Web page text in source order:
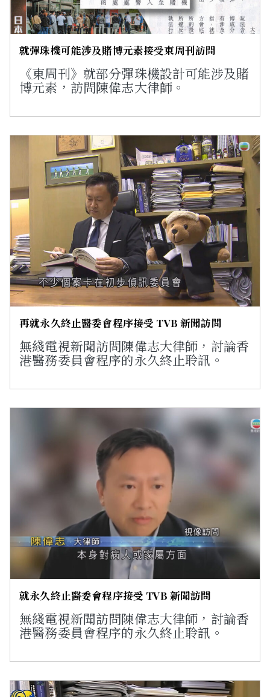
就彈珠機可能涉及賭博元素接受東周刊訪問
《東周刊》就部分彈珠機設計可能涉及賭
博元素，訪問陳偉志大律師。
再就永久終止醫委會程序接受 TVB 新聞訪問
無綫電視新聞訪問陳偉志大律師，討論香
港醫務委員會程序的永久終止聆訊。
就永久終止醫委會程序接受 TVB 新聞訪問
無綫電視新聞訪問陳偉志大律師，討論香
港醫務委員會程序的永久終止聆訊。